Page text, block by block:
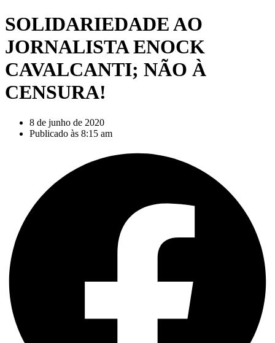
SOLIDARIEDADE AO
JORNALISTA ENOCK
CAVALCANTI; NÃO À
CENSURA!
8 de junho de 2020
Publicado às 8:15 am